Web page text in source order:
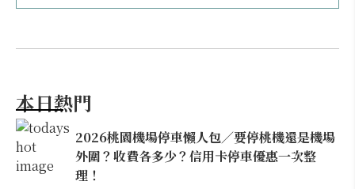
本日熱門
2026桃園機場停車懶人包／要停桃機還是機場
外圍？收費各多少？信用卡停車優惠一次整
理！